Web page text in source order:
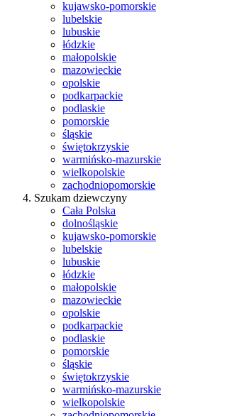
kujawsko-pomorskie
lubelskie
lubuskie
łódzkie
małopolskie
mazowieckie
opolskie
podkarpackie
podlaskie
pomorskie
śląskie
świętokrzyskie
warmińsko-mazurskie
wielkopolskie
zachodniopomorskie
Szukam dziewczyny
Cała Polska
dolnośląskie
kujawsko-pomorskie
lubelskie
lubuskie
łódzkie
małopolskie
mazowieckie
opolskie
podkarpackie
podlaskie
pomorskie
śląskie
świętokrzyskie
warmińsko-mazurskie
wielkopolskie